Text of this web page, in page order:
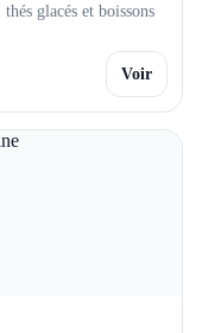
glacés et boissons
Voir